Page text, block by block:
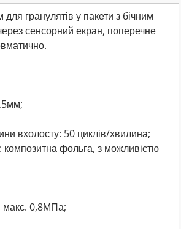
гранулятів у пакети з бічним
сенсорний екран, поперечне
вхолосту: 50 циклів/хвилина;
фольга, з можливістю
макс. 0,8МПа;